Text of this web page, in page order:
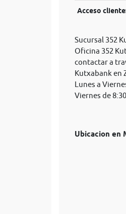
Acceso
Sucursal 352
Oficina 352
contactar a
Kutxabank en
Lunes a
Viernes de
Ubicacion en